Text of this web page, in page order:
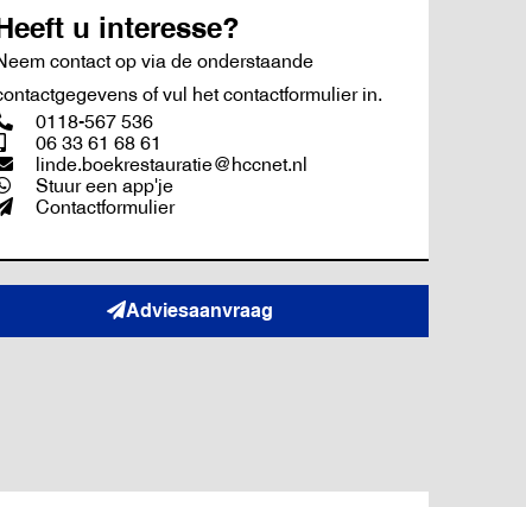
u interesse?
contact op via de onderstaande
of vul het contactformulier in.
0118-567 536
06 33 61 68 61
linde.boekrestauratie@hccnet.nl
Stuur een app'je
Contactformulier
Adviesaanvraag